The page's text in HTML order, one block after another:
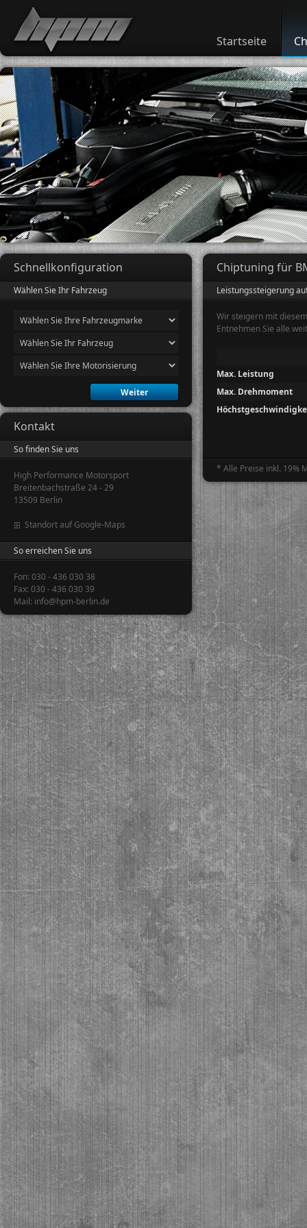
Startseite
Chiptuning für
Leistungssteigerung
Wir steigern mit
Entnehmen Sie alle
Max. Leistung
Max. Drehmoment
* Alle Preise inkl. 19%
Schnellkonfiguration
Wählen Sie Ihr Fahrzeug
Kontakt
So finden Sie uns
High Performance Motorsport
Breitenbachstraße 24 - 29
13509 Berlin
Standort auf Google-Maps
So erreichen Sie uns
Fon: 030 - 436 030 38
Fax: 030 - 436 030 39
Mail: info@hpm-berlin.de